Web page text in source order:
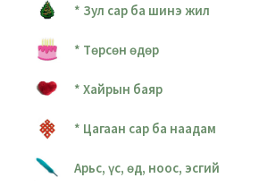
* Зул сар ба шинэ жил
* Төрсөн өдөр
* Хайрын баяр
* Цагаан сар ба наадам
Арьс, үс, өд, ноос, эсгий